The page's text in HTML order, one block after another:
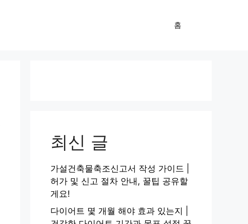
홈
최신 글
가설건축물축조신고서 작성 가이드 |
허가 및 신고 절차 안내, 꿀팁 공유할
게요!
다이어트 몇 개월 해야 효과 있는지 |